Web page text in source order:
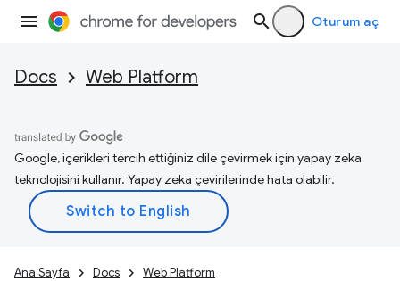
Oturum aç
Docs Web Platform
Google, içerikleri tercih ettiğiniz dile çevirmek için yapay zeka
teknolojisini kullanır. Yapay zeka çevirilerinde hata olabilir.
Ana Sayfa Docs Web Platform